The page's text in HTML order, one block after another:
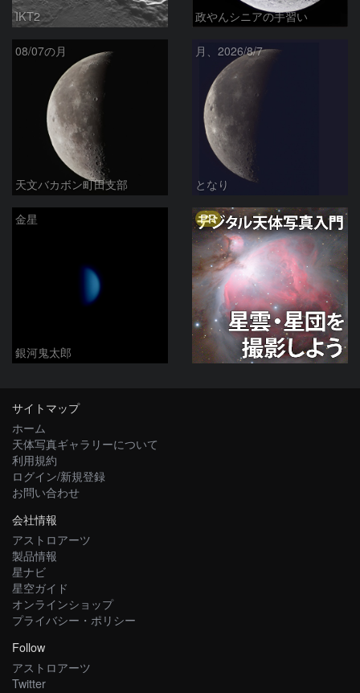
IKT2 政やんシニアの手習い
08/07の月
天文バカボン町田支部
月、2026/8/7
となり
金星
銀河鬼太郎
PR
サイトマップ
ホーム
天体写真ギャラリーについて
利用規約
ログイン/新規登録
お問い合わせ
会社情報
アストロアーツ
製品情報
星ナビ
星空ガイド
オンラインショップ
プライバシー・ポリシー
Follow
アストロアーツ
Twitter